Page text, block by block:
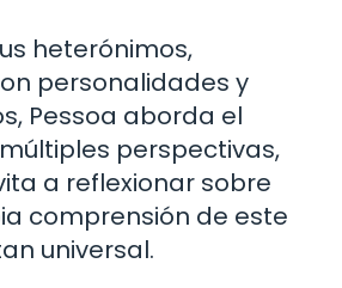
heterónimos,
personalidades y
Pessoa aborda el
perspectivas,
a reflexionar sobre
comprensión de este
universal.